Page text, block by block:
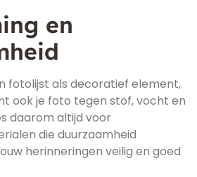
en
fotolijst als decoratief element,
ook je foto tegen stof, vocht en
daarom altijd voor
die duurzaamheid
herinneringen veilig en goed